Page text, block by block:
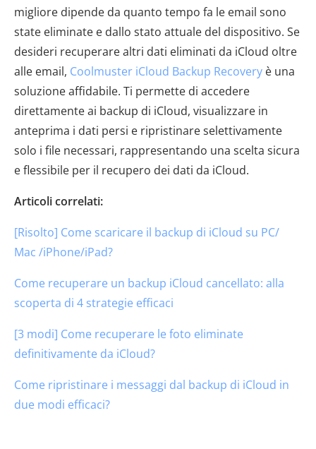
migliore dipende da quanto tempo fa le email sono
state eliminate e dallo stato attuale del dispositivo. Se
desideri recuperare altri dati eliminati da iCloud oltre
alle email, Coolmuster iCloud Backup Recovery è una
soluzione affidabile. Ti permette di accedere
direttamente ai backup di iCloud, visualizzare in
anteprima i dati persi e ripristinare selettivamente
solo i file necessari, rappresentando una scelta sicura
e flessibile per il recupero dei dati da iCloud.
Articoli correlati:
[Risolto] Come scaricare il backup di iCloud su PC/
Mac /iPhone/iPad?
Come recuperare un backup iCloud cancellato: alla
scoperta di 4 strategie efficaci
[3 modi] Come recuperare le foto eliminate
definitivamente da iCloud?
Come ripristinare i messaggi dal backup di iCloud in
due modi efficaci?